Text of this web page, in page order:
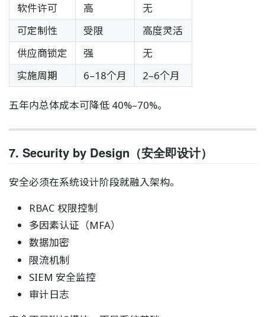
软件许可
高
无
可定制性
受限
高度灵活
供应商锁定
强
无
实施周期
6–18个月 2–6个月
五年内总体成本可降低 40%–70%。
7. Security by Design（安全即设计）
安全必须在系统设计阶段就融入架构。
RBAC 权限控制
多因素认证（MFA）
数据加密
限流机制
SIEM 安全监控
审计日志